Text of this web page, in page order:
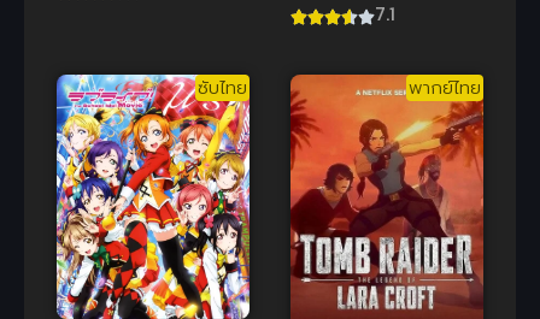
Satsujin Jiken
Alice ) ฮานะ
& อลิซ
ปริศนา
โรงเรียน
หลอน พากย์
ไทย
7.1
ซับไทย พากย์ไทย